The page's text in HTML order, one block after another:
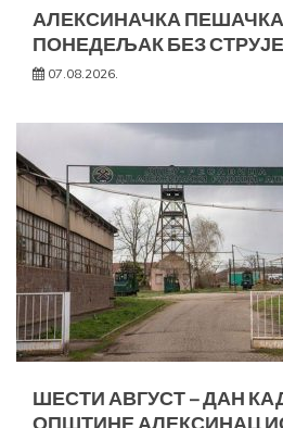
АЛЕКСИНАЧКА
ПОНЕДЕЉАК БЕЗ СТРУЈЕ
07.08.2026.
ШЕСТИ АВГУСТ – ДАН